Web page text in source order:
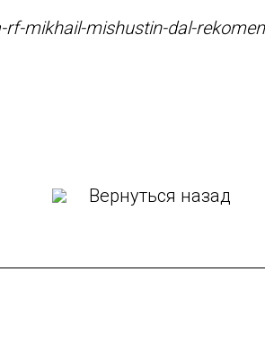
mikhail-mishustin-dal-
Вернуться назад